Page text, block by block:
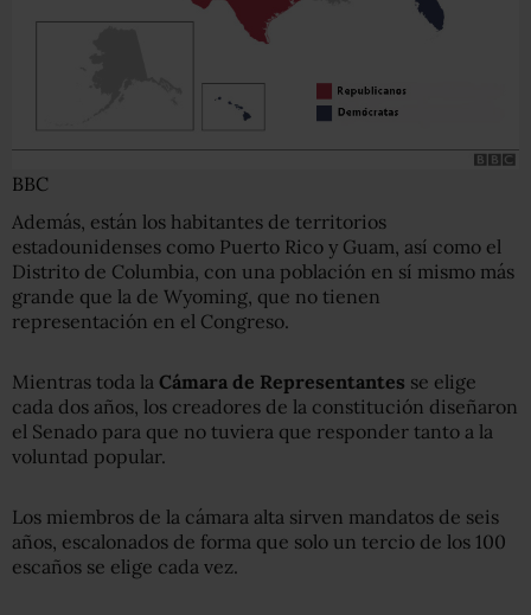
BBC
Además, están los habitantes de territorios
estadounidenses como Puerto Rico y Guam, así como el
Distrito de Columbia, con una población en sí mismo más
grande que la de Wyoming, que no tienen
representación en el Congreso.
Mientras toda la Cámara de Representantes se elige
cada dos años, los creadores de la constitución diseñaron
el Senado para que no tuviera que responder tanto a la
voluntad popular.
Los miembros de la cámara alta sirven mandatos de seis
años, escalonados de forma que solo un tercio de los 100
escaños se elige cada vez.